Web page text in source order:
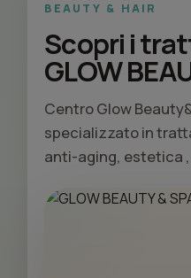
BEAUTY & HAIR
Scopri i
GLOW
Centro Glow
specializzato in
anti-aging, estetica ,